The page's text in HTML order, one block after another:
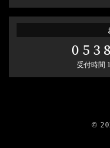
受付時間
©